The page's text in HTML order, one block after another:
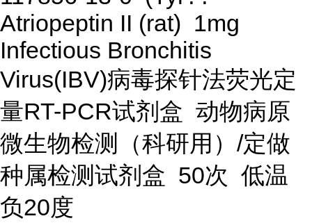
Atriopeptin II (rat) 1mg
Infectious Bronchitis
Virus(IBV)病毒探针法荧光定
量RT-PCR试剂盒 动物病原
微生物检测（科研用）/定做
种属检测试剂盒 50次 低温
负20度